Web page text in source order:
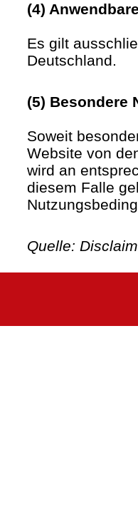
(4)
Es gilt
Deutschland.
(5) Besondere
Soweit
Website von
wird an
diesem Falle
Quelle: